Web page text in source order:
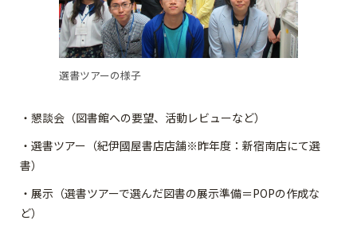
選書ツアーの様子
・懇談会（図書館への要望、活動レビューなど）
・選書ツアー（紀伊國屋書店店舗※昨年度：新宿南店にて選
書）
・展示（選書ツアーで選んだ図書の展示準備＝POPの作成な
ど）